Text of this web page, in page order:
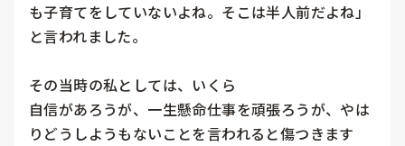
も子育てをしていないよね。そこは半人前だよね」
と言われました。
その当時の私としては、いくら
自信があろうが、一生懸命仕事を頑張ろうが、やは
りどうしようもないことを言われると傷つきます